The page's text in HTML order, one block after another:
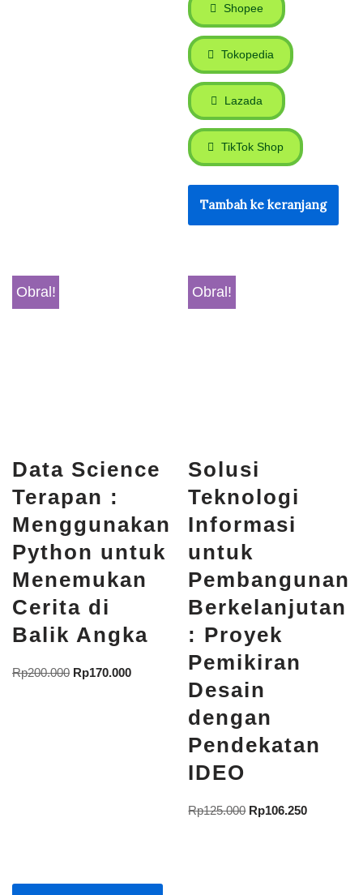
Shopee
Tokopedia
Lazada
TikTok Shop
Tambah ke keranjang
Obral!
Data Science
Terapan :
Menggunakan
Python untuk
Menemukan
Cerita di
Balik Angka
Rp200.000 Rp170.000
Obral!
Solusi
Teknologi
Informasi
untuk
Pembangunan
Berkelanjutan
: Proyek
Pemikiran
Desain
dengan
Pendekatan
IDEO
Rp125.000 Rp106.250